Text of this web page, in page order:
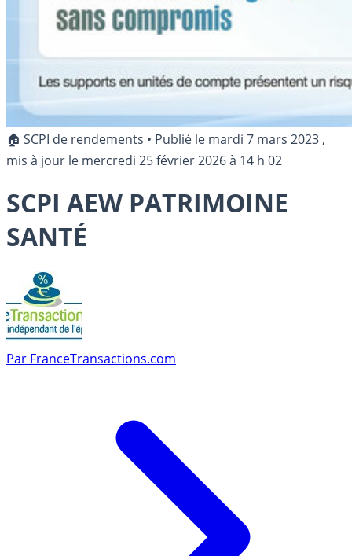
🏠 SCPI de rendements • Publié le mardi 7 mars 2023 ,
mis à jour le mercredi 25 février 2026 à 14 h 02
SCPI AEW PATRIMOINE
SANTÉ
Par FranceTransactions.com